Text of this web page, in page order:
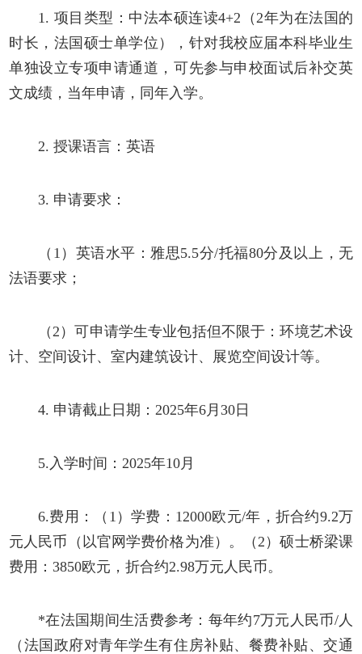
1. 项目类型：中法本硕连读4+2（2年为在法国的
时长，法国硕士单学位），针对我校应届本科毕业生
单独设立专项申请通道，可先参与申校面试后补交英
文成绩，当年申请，同年入学。
2. 授课语言：英语
3. 申请要求：
（ 1）英语水平：雅思5.5分/托福80分 及以上 ，无
法语要求；
（ 2）可申请学生专业包括但不限于：环境艺术设
计、空间设计、室内建筑设计、展览空间设计等。
4. 申请截止日期：2025年6月30日
5.入学时间：2025年10月
6.费用：（1）学费：12000欧元/年，折合约9.2万
元人民币（以官网学费价格为准）。（2）硕士桥梁课
费用：3850欧元，折合约2.98万元人民币。
*在法国期间生活费参考：每年约7万元人民币/人
（法国政府对青年学生有住房补贴、餐费补贴、交通